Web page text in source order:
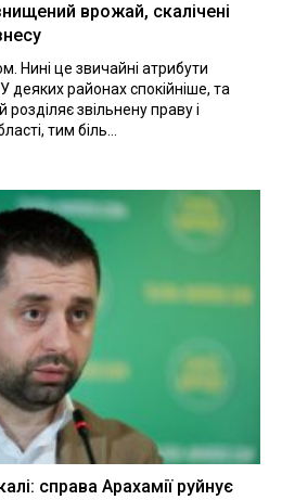
врожай, скалічені
Нині це звичайні атрибути
районах спокійніше, та
звільнену праву і
тим біль...
справа Арахамії руйнує